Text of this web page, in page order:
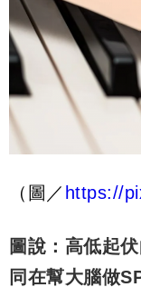
（圖／ https://
圖說：高低起
同在幫大腦做